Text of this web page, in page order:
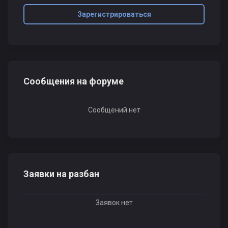
Зарегистрироваться
Сообщения на форуме
Сообщений нет
Заявки на разбан
Заявок нет